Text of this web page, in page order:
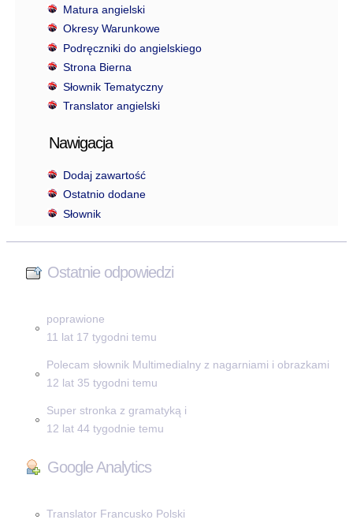
Matura angielski
Okresy Warunkowe
Podręczniki do angielskiego
Strona Bierna
Słownik Tematyczny
Translator angielski
Nawigacja
Dodaj zawartość
Ostatnio dodane
Słownik
Ostatnie odpowiedzi
poprawione
11 lat 17 tygodni temu
Polecam słownik Multimedialny z nagarniami i obrazkami
12 lat 35 tygodni temu
Super stronka z gramatyką i
12 lat 44 tygodnie temu
Google Analytics
Translator Francusko Polski